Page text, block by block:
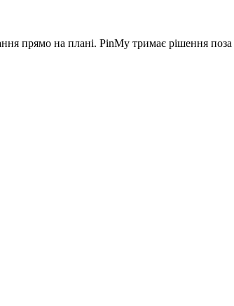
прямо на плані. PinMy тримає рішення